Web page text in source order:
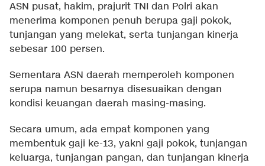
ASN pusat, hakim, prajurit TNI dan Polri akan
menerima komponen penuh berupa gaji pokok,
tunjangan yang melekat, serta tunjangan kinerja
sebesar 100 persen.
Sementara ASN daerah memperoleh komponen
serupa namun besarnya disesuaikan dengan
kondisi keuangan daerah masing-masing.
Secara umum, ada empat komponen yang
membentuk gaji ke-13, yakni gaji pokok, tunjangan
keluarga, tunjangan pangan, dan tunjangan kinerja